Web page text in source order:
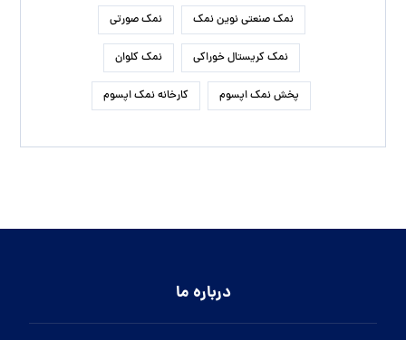
نمک صنعتی نوین نمک نمک صورتی
نمک کریستال خوراکی نمک کلوان
پخش نمک اپسوم کارخانه نمک اپسوم
درباره ما